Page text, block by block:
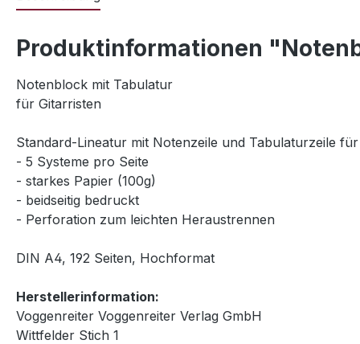
Produktinformationen
Notenblock mit Tabulatur
für Gitarristen
Standard-Lineatur mit Notenzeile und Tabulaturzeile
- 5 Systeme pro Seite
- starkes Papier (100g)
- beidseitig bedruckt
- Perforation zum leichten Heraustrennen
DIN A4, 192 Seiten, Hochformat
Herstellerinformation:
Voggenreiter Voggenreiter Verlag GmbH
Wittfelder Stich 1